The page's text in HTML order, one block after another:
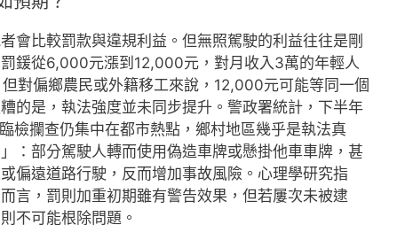
會比較罰款與違規利益。但無照駕駛的利益往往是剛
鍰從6,000元漲到12,000元，對月收入3萬的年輕人
對偏鄉農民或外籍移工來說，12,000元可能等同一個
的是，執法強度並未同步提升。警政署統計，下半年
檢攔查仍集中在都市熱點，鄉村地區幾乎是執法真
：部分駕駛人轉而使用偽造車牌或懸掛他車車牌，甚
偏遠道路行駛，反而增加事故風險。心理學研究指
言，罰則加重初期雖有警告效果，但若屢次未被逮
不可能根除問題。